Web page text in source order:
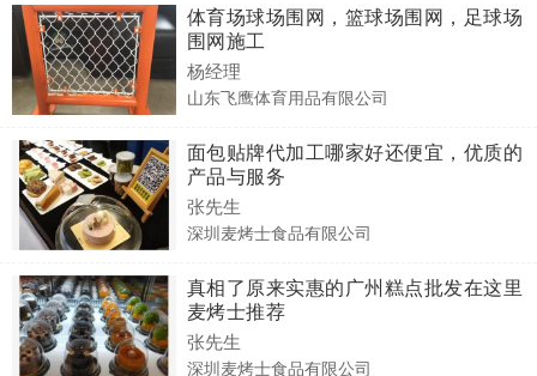
体育场球场围网，篮球场围网，足球场
围网施工
杨经理
山东飞鹰体育用品有限公司
面包贴牌代加工哪家好还便宜，优质的
产品与服务
张先生
深圳麦烤士食品有限公司
真相了原来实惠的广州糕点批发在这里
麦烤士推荐
张先生
深圳麦烤士食品有限公司